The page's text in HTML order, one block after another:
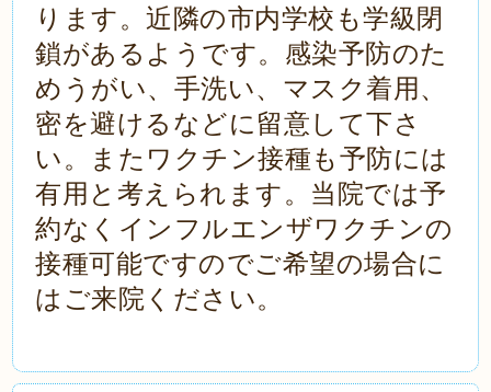
ります。近隣の市内学校も学級閉
鎖があるようです。感染予防のた
めうがい、手洗い、マスク着用、
密を避けるなどに留意して下さ
い。またワクチン接種も予防には
有用と考えられます。当院では予
約なくインフルエンザワクチンの
接種可能ですのでご希望の場合に
はご来院ください。